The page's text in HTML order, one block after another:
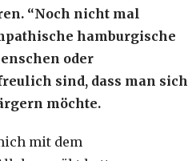
“Noch nicht mal
hamburgische
oder
sind, dass man sich
möchte.
mit dem